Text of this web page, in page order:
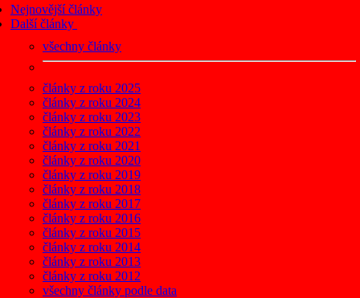
Nejnovější články
Další články
všechny články
články z roku 2025
články z roku 2024
články z roku 2023
články z roku 2022
články z roku 2021
články z roku 2020
články z roku 2019
články z roku 2018
články z roku 2017
články z roku 2016
články z roku 2015
články z roku 2014
články z roku 2013
články z roku 2012
všechny články podle data